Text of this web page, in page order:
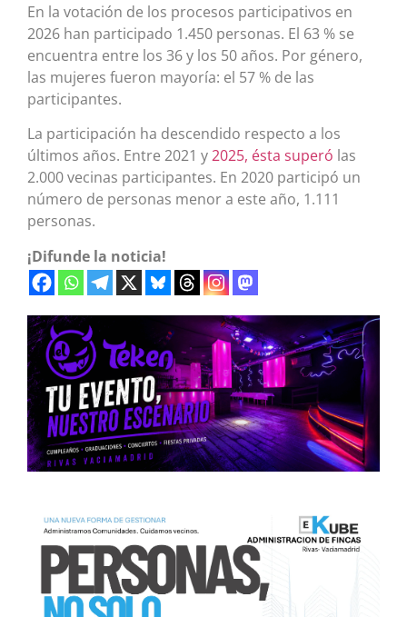
En la votación de los procesos participativos en
2026 han participado 1.450 personas. El 63 % se
encuentra entre los 36 y los 50 años. Por género,
las mujeres fueron mayoría: el 57 % de las
participantes.
La participación ha descendido respecto a los
últimos años. Entre 2021 y2025, ésta superó las
2.000 vecinas participantes. En 2020 participó un
número de personas menor a este año, 1.111
personas.
¡Difunde la noticia!